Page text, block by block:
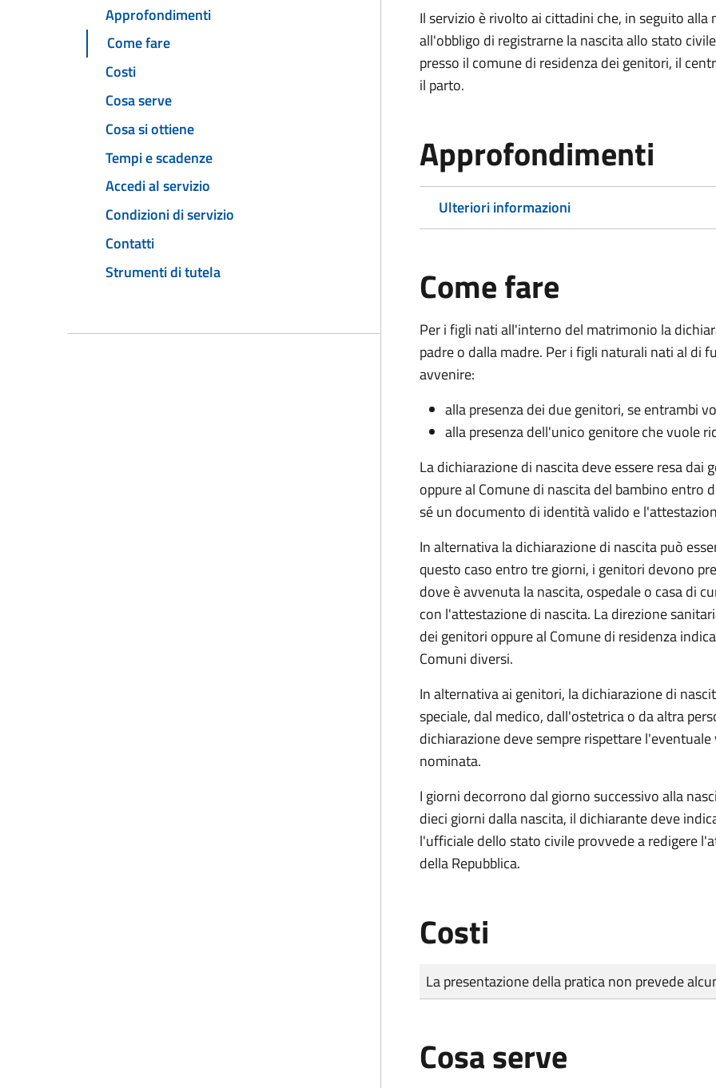
Approfondimenti
Come fare
Costi
Cosa serve
Cosa si ottiene
Tempi e scadenze
Accedi al servizio
Condizioni di servizio
Contatti
Strumenti di tutela
Il servizio è rivolto ai cittadini che, in seguito
all'obbligo di registrarne la nascita allo stato
presso il comune di residenza dei genitori, il
il parto.
Approfondimenti
Ulteriori informazioni
Come fare
Per i figli nati all'interno del matrimonio la
padre o dalla madre. Per i figli naturali nati al di
avvenire:
alla presenza dei due genitori, se entrambi
alla presenza dell'unico genitore che vuole
La dichiarazione di nascita deve essere resa
oppure al Comune di nascita del bambino entro
sé un documento di identità valido e
In alternativa la dichiarazione di nascita può
questo caso entro tre giorni, i genitori devono
dove è avvenuta la nascita, ospedale o casa di
con l'attestazione di nascita. La direzione
dei genitori oppure al Comune di residenza
Comuni diversi.
In alternativa ai genitori, la dichiarazione di
speciale, dal medico, dall'ostetrica o da altra
dichiarazione deve sempre rispettare
nominata.
I giorni decorrono dal giorno successivo alla
dieci giorni dalla nascita, il dichiarante deve
l'ufficiale dello stato civile provvede a redigere
della Repubblica.
Costi
Tipo di pagamento
Importo
La presentazione della pratica non prevede
Cosa serve